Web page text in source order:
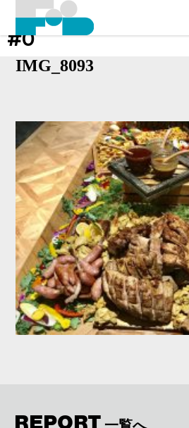
#0
IMG_8093
REPORT